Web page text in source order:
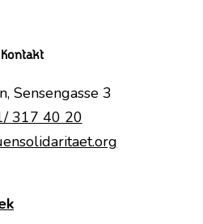
Kontakt
Sensengasse 3
317 40 20